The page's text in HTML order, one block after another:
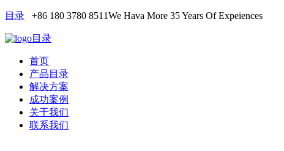
目录 +86 180 3780 8511We Hava More 35 Years Of Expeiences
目录
首页
产品目录
解决方案
成功案例
关于我们
联系我们